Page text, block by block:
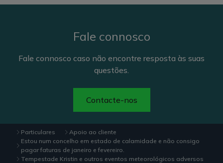
Fale connosco
Fale connosco caso não encontre resposta às suas
questões.
Contacte-nos
Particulares
Apoio ao cliente
Estou num concelho em estado de calamidade e não consigo
pagar faturas de janeiro e fevereiro.
Tempestade Kristin e outros eventos meteorológicos adversos